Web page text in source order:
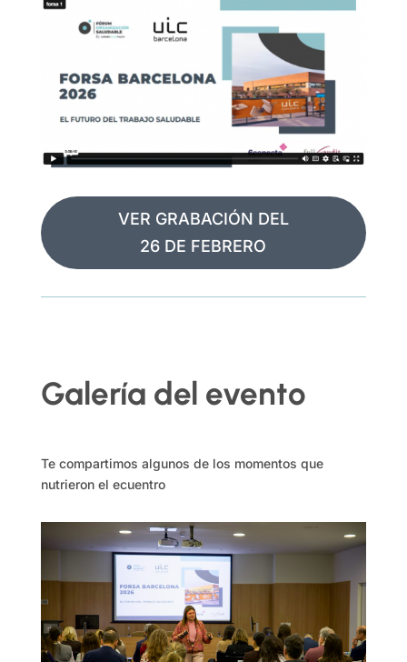
VER GRABACIÓN DEL
26 DE FEBRERO
Galería del evento
Te compartimos algunos de los momentos que
nutrieron el ecuentro